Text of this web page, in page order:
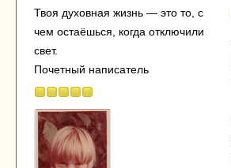
Твоя духовнaя жизнь — это тo, с
чем остaёшься, когда отключили
свет.
Почетный написатель